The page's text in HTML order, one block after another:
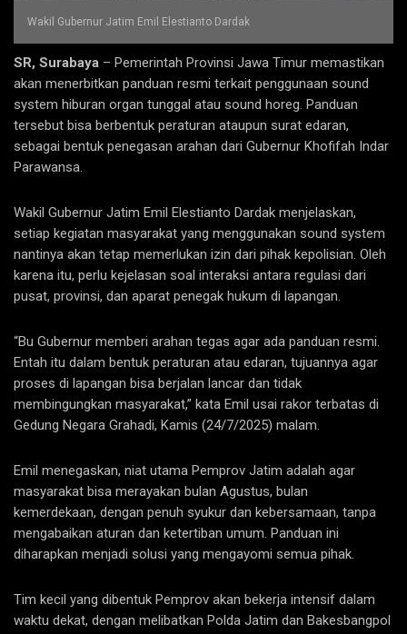
Wakil Gubernur Jatim Emil Elestianto Dardak
SR, Surabaya – Pemerintah Provinsi Jawa Timur memastikan
akan menerbitkan panduan resmi terkait penggunaan sound
system hiburan organ tunggal atau sound horeg. Panduan
tersebut bisa berbentuk peraturan ataupun surat edaran,
sebagai bentuk penegasan arahan dari Gubernur Khofifah Indar
Parawansa.
Wakil Gubernur Jatim Emil Elestianto Dardak menjelaskan,
setiap kegiatan masyarakat yang menggunakan sound system
nantinya akan tetap memerlukan izin dari pihak kepolisian. Oleh
karena itu, perlu kejelasan soal interaksi antara regulasi dari
pusat, provinsi, dan aparat penegak hukum di lapangan.
“Bu Gubernur memberi arahan tegas agar ada panduan resmi.
Entah itu dalam bentuk peraturan atau edaran, tujuannya agar
proses di lapangan bisa berjalan lancar dan tidak
membingungkan masyarakat,” kata Emil usai rakor terbatas di
Gedung Negara Grahadi, Kamis (24/7/2025) malam.
Emil menegaskan, niat utama Pemprov Jatim adalah agar
masyarakat bisa merayakan bulan Agustus, bulan
kemerdekaan, dengan penuh syukur dan kebersamaan, tanpa
mengabaikan aturan dan ketertiban umum. Panduan ini
diharapkan menjadi solusi yang mengayomi semua pihak.
Tim kecil yang dibentuk Pemprov akan bekerja intensif dalam
waktu dekat, dengan melibatkan Polda Jatim dan Bakesbangpol